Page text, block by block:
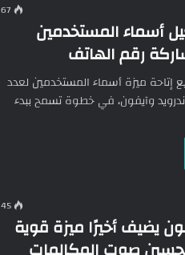
67
أسماء المستخدمين
رقم الهاتف
إتاحة ميزة أسماء المستخدمين لعدد
وآيفون، في خطوة تسمح ببدء
45
يضيف أخيرًا ميزة قوية